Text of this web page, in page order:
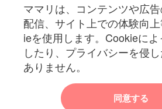
ママリは、コンテンツや広
配信、サイト上での体験向
ieを使用します。Cookieに
したり、プライバシーを侵
ありません。
同意する
妊娠〜子育て中のお役立ち
ママリからのお知らせ